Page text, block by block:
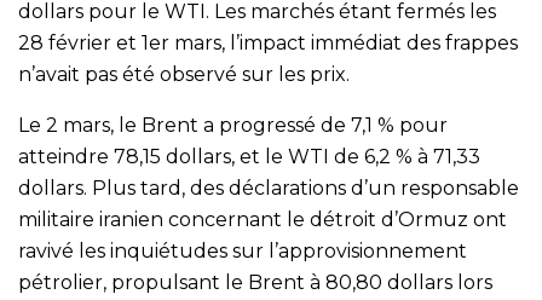
dollars pour le WTI. Les marchés étant fermés les
28 février et 1er mars, l’impact immédiat des frappes
n’avait pas été observé sur les prix.
Le 2 mars, le Brent a progressé de 7,1 % pour
atteindre 78,15 dollars, et le WTI de 6,2 % à 71,33
dollars. Plus tard, des déclarations d’un responsable
militaire iranien concernant le détroit d’Ormuz ont
ravivé les inquiétudes sur l’approvisionnement
pétrolier, propulsant le Brent à 80,80 dollars lors